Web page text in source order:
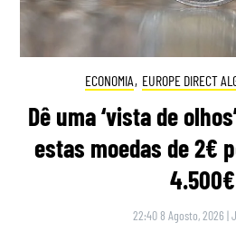
ECONOMIA, EUROPE DIRECT
Dê uma ‘vista de
estas moedas de 2€
4.500€
22:40 8 Agosto, 2026 |